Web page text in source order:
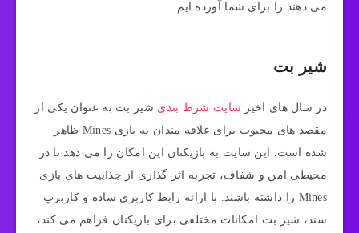
می دهند را برای شما آورده ایم.
شیر بت
در سال‌ های اخیر سایت شرط بندی شیر بت به عنوان یکی از
مقصد های محبوب برای علاقه‌ مندان به بازی Mines ظاهر
شده است. این سایت به بازیکنان این امکان را می‌ دهد تا در
محیطی امن و شفاف، تجربه اثر گذاری از جذابیت‌ های بازی
Mines را داشته باشند. با ارائه رابط کاربری ساده و کاربرپ
سند، شیر بت امکانات مختلفی برای بازیکنان فراهم می‌ کند،